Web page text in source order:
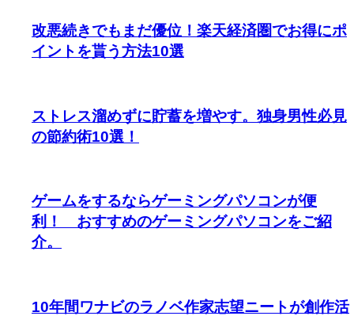
改悪続きでもまだ優位！楽天経済圏でお得にポ
イントを貰う方法10選
ストレス溜めずに貯蓄を増やす。独身男性必見
の節約術10選！
ゲームをするならゲーミングパソコンが便
利！ おすすめのゲーミングパソコンをご紹
介。
10年間ワナビのラノベ作家志望ニートが創作活